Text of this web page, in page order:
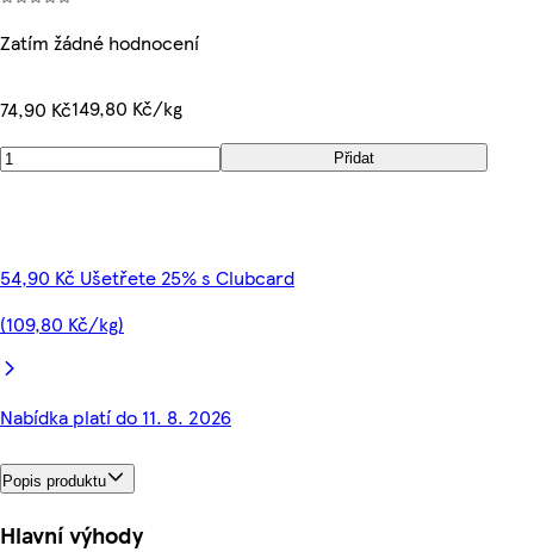
Zatím žádné hodnocení
74,90 Kč149,80 Kč/kg
Přidat
54,90 Kč Ušetřete 25% s Clubcard
(109,80 Kč/kg)
Nabídka platí do 11. 8. 2026
Popis produktu
Hlavní výhody